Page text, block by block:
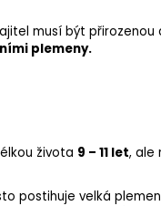
musí být přirozenou
plemeny.
života 9 – 11 let, ale
postihuje velká